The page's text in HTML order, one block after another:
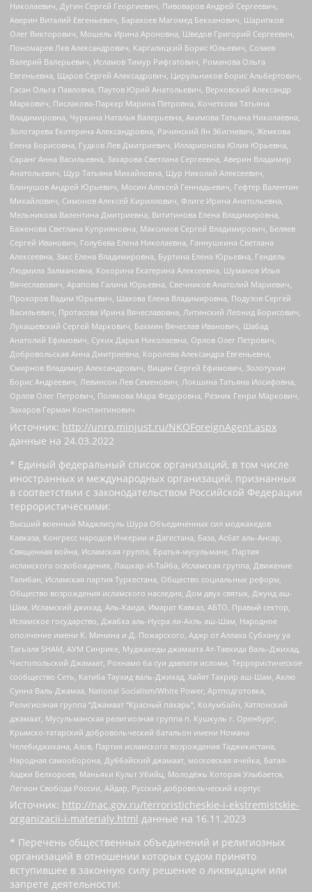
Николаевич, Дугин Сергей Георгиевич, Пивоваров Андрей Сергеевич,
Аверин Виталий Евгеньевич, Барахоев Магомед Бекханович, Шарипков
Олег Викторович, Мошель Ирина Ароновна, Шведов Григорий Сергеевич,
Пономарев Лев Александрович, Каргалицкий Борис Юльевич, Созаев
Валерий Валерьевич, Исламов Тимур Рифгатович, Романова Ольга
Евгеньевна, Щаров Сергей Алексадрович, Цирульников Борис Альбертович,
Гасан Ольга Павловна, Паутов Юрий Анатольевич, Верховский Александр
Маркович, Пислакова-Паркер Марина Петровна, Кочеткова Татьяна
Владимировна, Чуркина Наталья Валерьевна, Акимова Татьяна Николаевна,
Золотарева Екатерина Александровна, Рачинский Ян Збигневич, Жемкова
Елена Борисовна, Гудков Лев Дмитриевич, Илларионова Юлия Юрьевна,
Саранг Анна Васильевна, Захарова Светлана Сергеевна, Аверин Владимир
Анатольевич, Щур Татьяна Михайловна, Щур Николай Алексеевич,
Блинушов Андрей Юрьевич, Мосин Алексей Геннадьевич, Гефтер Валентин
Михайлович, Симонов Алексей Кириллович, Флиге Ирина Анатольевна,
Мельникова Валентина Дмитриевна, Вититинова Елена Владимировна,
Баженова Светлана Куприяновна, Максимов Сергей Владимирович, Беляев
Сергей Иванович, Голубева Елена Николаевна, Ганнушкина Светлана
Алексеевна, Закс Елена Владимировна, Буртина Елена Юрьевна, Гендель
Людмила Залмановна, Кокорина Екатерина Алексеевна, Шуманов Илья
Вячеславович, Арапова Галина Юрьевна, Свечников Анатолий Мариевич,
Прохоров Вадим Юрьевич, Шахова Елена Владимировна, Подузов Сергей
Васильевич, Протасова Ирина Вячеславовна, Литинский Леонид Борисович,
Лукашевский Сергей Маркович, Бахмин Вячеслав Иванович, Шабад
Анатолий Ефимович, Сухих Дарья Николаевна, Орлов Олег Петрович,
Добровольская Анна Дмитриевна, Королева Александра Евгеньевна,
Смирнов Владимир Александрович, Вицин Сергей Ефимович, Золотухин
Борис Андреевич, Левинсон Лев Семенович, Локшина Татьяна Иосифовна,
Орлов Олег Петрович, Полякова Мара Федоровна, Резник Генри Маркович,
Захаров Герман Константинович
Источник: http://unro.minjust.ru/NKOForeignAgent.aspx
данные на 24.03.2022
* Единый федеральный список организаций, в том числе
иностранных и международных организаций, признанных
в соответствии с законодательством Российской Федерации
террористическими:
Высший военный Маджлисуль Шура Объединенных сил моджахедов
Кавказа, Конгресс народов Ичкерии и Дагестана, База, Асбат аль-Ансар,
Священная война, Исламская группа, Братья-мусульмане, Партия
исламского освобождения, Лашкар-И-Тайба, Исламская группа, Движение
Талибан, Исламская партия Туркестана, Общество социальных реформ,
Общество возрождения исламского наследия, Дом двух святых, Джунд аш-
Шам, Исламский джихад, Аль-Каида, Имарат Кавказ, АБТО, Правый сектор,
Исламское государство, Джабха аль-Нусра ли-Ахль аш-Шам, Народное
ополчение имени К. Минина и Д. Пожарского, Аджр от Аллаха Субхану уа
Тагьаля SHAM, АУМ Синрике, Муджахеды джамаата Ат-Тавхида Валь-Джихад,
Чистопольский Джамаат, Рохнамо ба суи давлати исломи, Террористическое
сообщество Сеть, Катиба Таухид валь-Джихад, Хайят Тахрир аш-Шам, Ахлю
Сунна Валь Джамаа, National Socialism/White Power, Артподготовка,
Религиозная группа “Джамаат “Красный пахарь”, Колумбайн, Хатлонский
джамаат, Мусульманская религиозная группа п. Кушкуль г. Оренбург,
Крымско-татарский добровольческий батальон имени Номана
Челебиджихана, Азов, Партия исламского возрождения Таджикистана,
Народная самооборона, Дуббайский джамаат, московская ячейка, Батал-
Хаджи Белхороев, Маньяки Культ Убийц, Молодёжь Которая Улыбается,
Легион Свобода России, Айдар, Русский добровольческий корпус
Источник: http://nac.gov.ru/terroristicheskie-i-ekstremistskie-
organizacii-i-materialy.html данные на 16.11.2023
* Перечень общественных объединений и религиозных
организаций в отношении которых судом принято
вступившее в законную силу решение о ликвидации или
запрете деятельности: